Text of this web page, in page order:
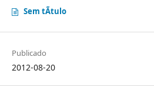
Sem tÃ­tulo
Publicado
2012-08-20